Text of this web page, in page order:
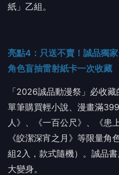
紙」乙組。
亮點4 ：只送不賣！誠品獨
角色盲抽雷射紙卡一次收藏
「 2026誠品動漫祭」必收
單筆購買輕小說、漫畫滿399
人》、《一百公尺》、《患
《皎潔深宵之月》等限量角
組2入，款式隨機）。誠品
大變身。